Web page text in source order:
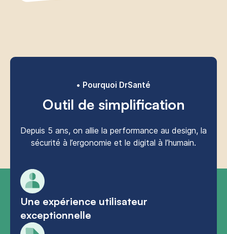
Pourquoi DrSanté
Outil de simplification
Depuis 5 ans, on allie la performance au design, la
sécurité à l’ergonomie et le digital à l’humain.
Une expérience utilisateur
exceptionnelle